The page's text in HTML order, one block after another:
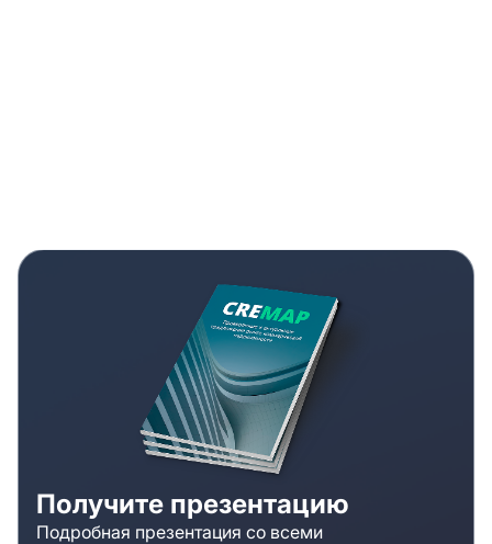
Получите презентацию
Подробная презентация со всеми